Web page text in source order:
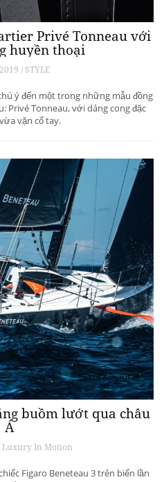
Privé Tonneau với
huyền thoại
/ STYLE
ý đến một trong những mẫu đồng
Privé Tonneau, với dáng cong đặc
vặn cổ tay.
buồm lướt qua châu
Á
Luxury In Motion
Figaro Beneteau 3 trên biển lần